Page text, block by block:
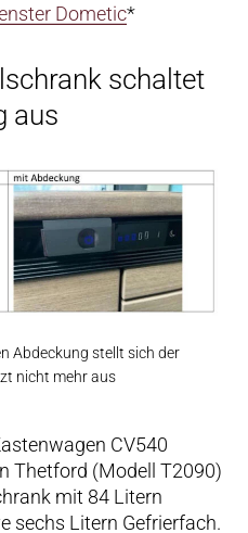
Dometic*
schaltet
aus
Abdeckung stellt sich der
nicht mehr aus
CV540
Thetford (Modell T2090)
mit 84 Litern
sechs Litern Gefrierfach.